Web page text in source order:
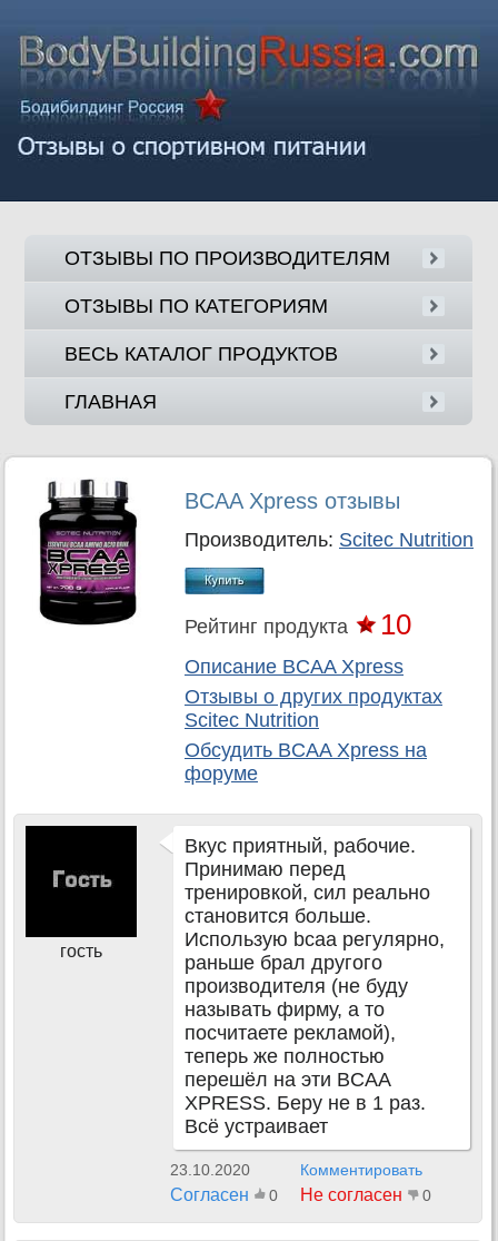
ОТЗЫВЫ ПО ПРОИЗВОДИТЕЛЯМ
ОТЗЫВЫ ПО КАТЕГОРИЯМ
ВЕСЬ КАТАЛОГ ПРОДУКТОВ
ГЛАВНАЯ
BCAA Xpress отзывы
Производитель: Scitec Nutrition
Рейтинг продукта 10
Описание BCAA Xpress
Отзывы о других продуктах
Scitec Nutrition
Обсудить BCAA Xpress на
форуме
гость
Вкус приятный, рабочие.
Принимаю перед
тренировкой, сил реально
становится больше.
Использую bcaa регулярно,
раньше брал другого
производителя (не буду
называть фирму, а то
посчитаете рекламой),
теперь же полностью
перешёл на эти BCAA
XPRESS. Беру не в 1 раз.
Всё устраивает
23.10.2020 Комментировать
Согласен 0 Не согласен 0